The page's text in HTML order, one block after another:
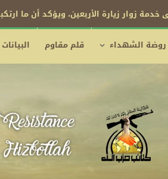
خدمة زوار زيارة الأربعين، ويؤكد أن ما
روضة الشهداء قلم مقاوم